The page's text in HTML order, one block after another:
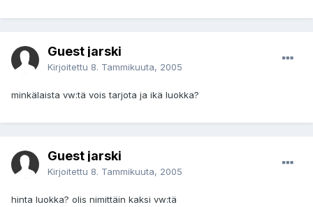
Guest jarski
Kirjoitettu 8. Tammikuuta, 2005
minkälaista vw:tä vois tarjota ja ikä luokka?
Guest jarski
Kirjoitettu 8. Tammikuuta, 2005
hinta luokka? olis nimittäin kaksi vw:tä